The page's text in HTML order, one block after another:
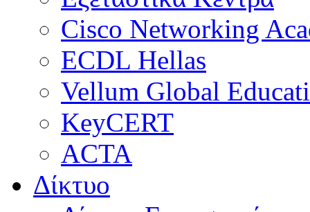
Cisco Networking
ECDL Hellas
Vellum Global
KeyCERT
ACTA
Δίκτυο